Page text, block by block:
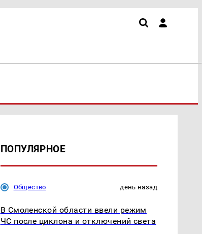
ПОПУЛЯРНОЕ
Общество день назад
В Смоленской области ввели режим
ЧС после циклона и отключений света